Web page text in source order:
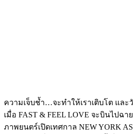
ความเจ็บช้ำ…จะทำให้เราเติบโต และ
เมื่อ FAST & FEEL LOVE จะบินไปฉ
ภาพยนตร์เปิดเทศกาล NEW YORK